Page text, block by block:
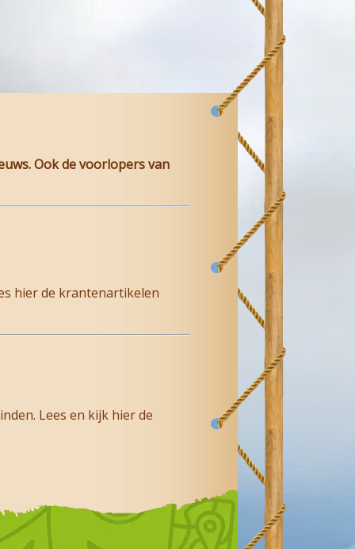
Ook de voorlopers van
hier de krantenartikelen
Lees en kijk hier de